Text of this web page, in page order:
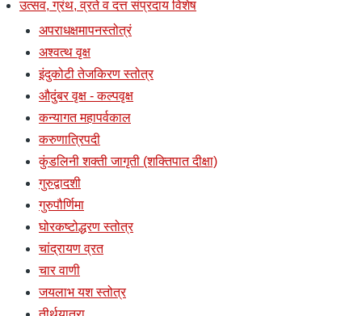
उत्सव, ग्रंथ, व्रते व दत्त संप्रदाय विशेष
अपराधक्षमापनस्तोत्रं
अश्वत्थ वृक्ष
इंदुकोटी तेजकिरण स्तोत्र
औदुंबर वृक्ष - कल्पवृक्ष
कन्यागत महापर्वकाल
करुणात्रिपदी
कुंडलिनी शक्ती जागृती (शक्तिपात दीक्षा)
गुरुद्वादशी
गुरुपौर्णिमा
घोरकष्टोद्धरण स्तोत्र
चांद्रायण व्रत
चार वाणी
जयलाभ यश स्तोत्र